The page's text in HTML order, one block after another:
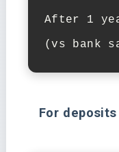
After 1
(vs bank
For